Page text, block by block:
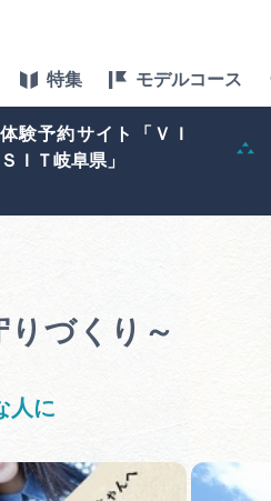
特集 モデルコース
体験予約サイト「ＶＩ
ＳＩＴ岐阜県」
づくり～
人に